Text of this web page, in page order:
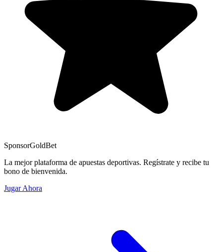
SponsorGoldBet
La mejor plataforma de apuestas deportivas. Regístrate y recibe tu
bono de bienvenida.
Jugar Ahora